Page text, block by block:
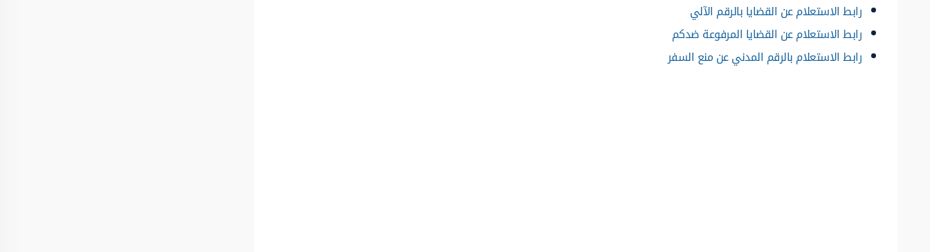
رابط الاستعلام عن القضايا بالرقم الآلي
رابط الاستعلام عن القضايا المرفوعة ضدكم
رابط الاستعلام بالرقم المدني عن منع السفر